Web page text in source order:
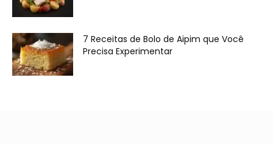
7 Receitas de Bolo de Aipim que Você
Precisa Experimentar